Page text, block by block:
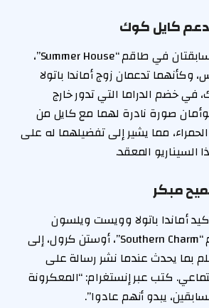
كايل كوك
ظهرت العضوتان السابقتان في طاقم “Summer House”،
تدعمان زوج أماندا باتولا
في خضم الدراما التي تدور خارج
صورة نادرة لهما مع كايل من
مما يشير إلى تفضيلهما له على
المعقد.
مبكر
أماندا باتولا وويست ويلسون
لعلاقتهما، أشار نجم “Southern Charm”، أوستن كرول، إلى
بما يحدث عندما نشر رسالة على
كتب عبر إنستغرام: “المعكرونة
يبدو أنهم عادوا”.